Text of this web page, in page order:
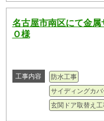
名古屋市南区にて金
Ｏ様
工事内容
防水工事
サイディングカバ
玄関ドア取替え工